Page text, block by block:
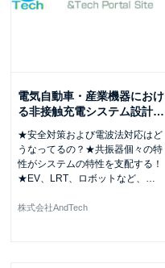
電気自動車・産業機器におけ
る非接触充電システム設計…
★安全対策および電波法対応はど
うなってるの？★共振器個々の特
性がシステムの特性を支配する！
★EV、LRT、ロボットなど、 …
株式会社AndTech